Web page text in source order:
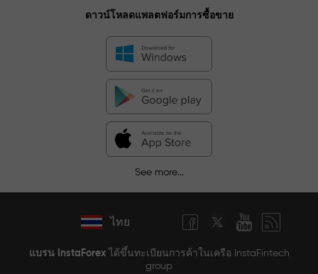
ดาวน์โหลดแพลตฟอร์มการซื้อขาย
See more...
ไทย
แบรน InstaForexได้ขึ้นทะเบียนการค้าในเครือ InstaFintech
group